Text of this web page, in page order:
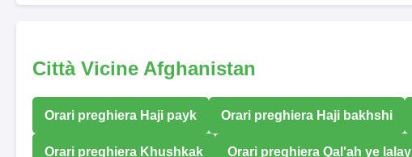
Città Vicine Afghanistan
Orari preghiera Haji payk Orari preghiera Haji bakhshi
Orari preghiera Khushkak Orari preghiera Qal'ah ye lalay